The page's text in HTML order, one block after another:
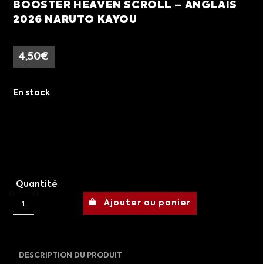
BOOSTER HEAVEN SCROLL – ANGLAIS
2026 NARUTO KAYOU
4,50€
En stock
Quantité
Ajouter au panier
DESCRIPTION DU PRODUIT